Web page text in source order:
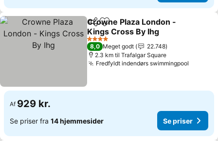
Del Føj til favoritter
Crowne Plaza London -
Kings Cross By Ihg
4 Stjerner
8,0 Meget godt
22.748
2.3 km til Trafalgar Square
Fredfyldt indendørs swimmingpool
Af 929 kr.
Se priser fra 14 hjemmesider Se priser